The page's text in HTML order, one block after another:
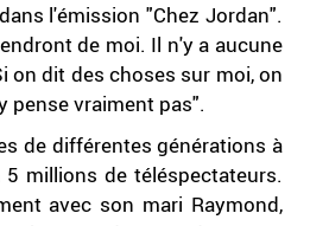
l'émission "Chez Jordan".
de moi. Il n'y a aucune
on dit des choses sur moi, on
pense vraiment pas".
de différentes générations à
millions de téléspectateurs.
avec son mari Raymond,